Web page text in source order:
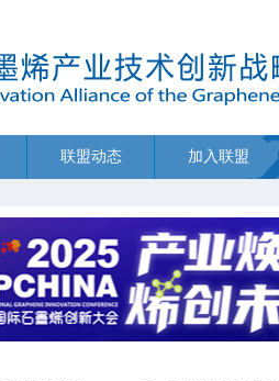
联盟动态 加入联盟